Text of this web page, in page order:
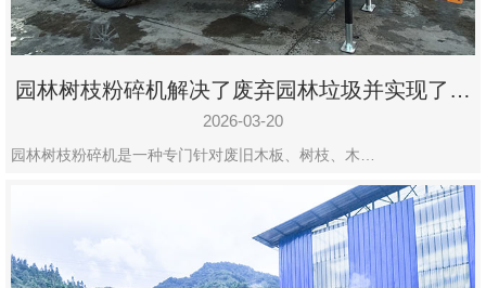
园林树枝粉碎机解决了废弃园林垃圾并实现了再
利用
2026-03-20
园林树枝粉碎机是一种专门针对废旧木板、树枝、木…